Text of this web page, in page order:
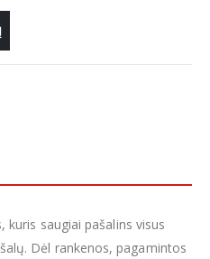
saugiai pašalins visus
Dėl rankenos, pagamintos